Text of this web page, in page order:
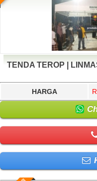
TENDA TEROP |
HARGA